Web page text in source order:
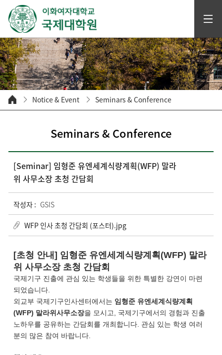
Notice & Event Seminars & Conference
Seminars & Conference
[Seminar] 임형준 유엔세계식량계획(WFP) 말라
위 사무소장 초청 간담회
작성자 : GSIS
WFP 인사 초청 간담회 (포스터).jpg
[초청 안내] 임형준 유엔세계식량계획(WFP) 말라
위 사무소장 초청 간담회
국제기구 진출에 관심 있는 학생들을 위한 특별한 강연이 마련
되었습니다.
외교부 국제기구인사센터에서는 임형준 유엔세계식량계획
(WFP) 말라위사무소장을 모시고, 국제기구에서의 경험과 진출
노하우를 공유하는 간담회를 개최합니다. 관심 있는 학생 여러
분의 많은 참여 바랍니다.